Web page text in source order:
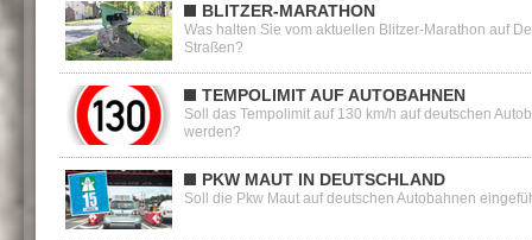
BLITZER-MARATHON
Was halten Sie vom aktuellen Blitzer-Marathon auf
Straßen?
TEMPOLIMIT AUF AUTOBAHNEN
Soll das Tempolimit auf 130 km/h auf deutschen
werden?
PKW MAUT IN DEUTSCHLAND
Soll die Pkw Maut auf deutschen Autobahnen